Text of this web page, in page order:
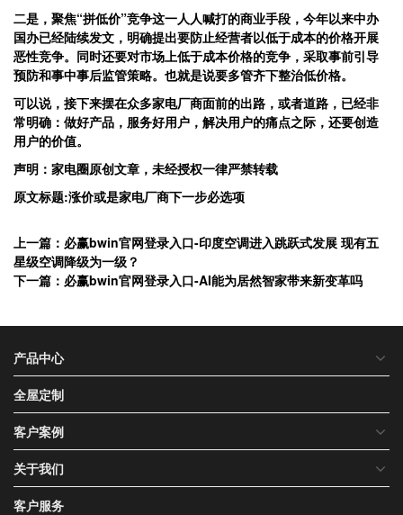
二是，聚焦“拼低价”竞争这一人人喊打的商业手段，今年以来中办
国办已经陆续发文，明确提出要防止经营者以低于成本的价格开展
恶性竞争。同时还要对市场上低于成本价格的竞争，采取事前引导
预防和事中事后监管策略。也就是说要多管齐下整治低价格。
可以说，接下来摆在众多家电厂商面前的出路，或者道路，已经非
常明确：做好产品，服务好用户，解决用户的痛点之际，还要创造
用户的价值。
声明：家电圈原创文章，未经授权一律严禁转载
原文标题:涨价或是家电厂商下一步必选项
上一篇：必赢bwin官网登录入口-印度空调进入跳跃式发展 现有五
星级空调降级为一级？
下一篇：必赢bwin官网登录入口-AI能为居然智家带来新变革吗
产品中心
全屋定制
客户案例
关于我们
客户服务